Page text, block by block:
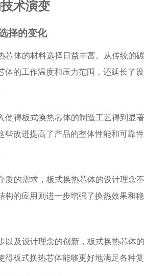
术演变
择的变化
芯体的材料选择日益丰富。从传统
的工作温度和压力范围，还延长了设
使得板式换热芯体的制造工艺得到显
改进提高了产品的整体性能和可靠性
质的需求，板式换热芯体的设计理念
的应用则进一步增强了换热效果和稳
以及设计理念的创新，板式换热芯体
板式换热芯体能够更好地满足各种